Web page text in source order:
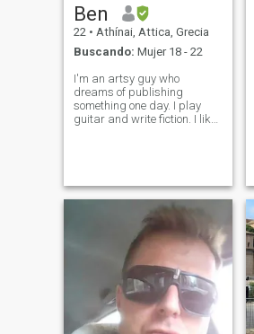
Ben
22 • Athínai, Attica, Grecia
Buscando: Mujer 18 - 22
I'm an artsy guy who
dreams of publishing
something one day. I play
guitar and write fiction. I like
hobbies that require that :1)